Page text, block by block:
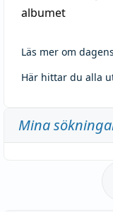
albumet
Läs mer om
Här hittar du alla
Mina